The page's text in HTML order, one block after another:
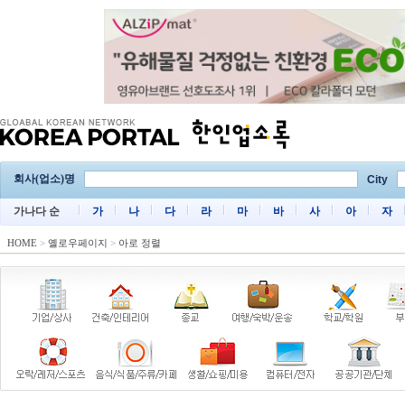
회사(업소)명 City
가나다 순 가 나 다 라 마 바 사 아 자
HOME > 옐로우페이지 > 아로 정렬